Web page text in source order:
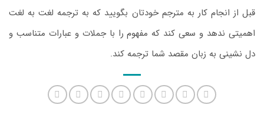
قبل ‌از انجام کار به مترجم خودتان بگویید که به ترجمه لغت به لغت
اهمیتی ندهد و سعی کند که مفهوم را با جملات و عبارات متناسب و
دل‌ ‌نشینی به زبان مقصد شما ترجمه کند.